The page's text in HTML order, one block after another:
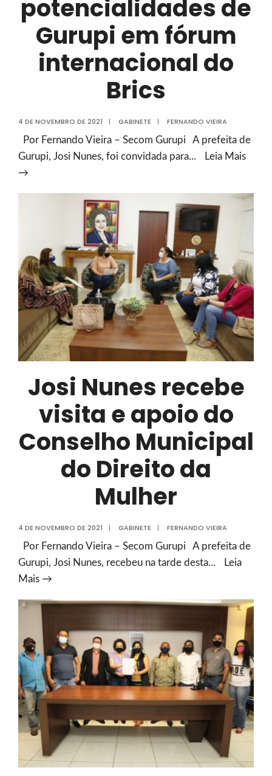
potencialidades de
Gurupi em fórum
internacional do
Brics
4 DE NOVEMBRO DE 2021 | GABINETE | FERNANDO VIEIRA
Por Fernando Vieira – Secom Gurupi A prefeita de
Gurupi, Josi Nunes, foi convidada para...
Leia Mais
→
potencialidades
de
Gurupi
em
fórum
internacional
do
Brics
Josi Nunes recebe
visita e apoio do
Conselho Municipal
do Direito da
Mulher
4 DE NOVEMBRO DE 2021 | GABINETE | FERNANDO VIEIRA
Por Fernando Vieira – Secom Gurupi A prefeita de
Gurupi, Josi Nunes, recebeu na tarde desta...
Leia
Mais →
visita
e
apoio
do
Conselho
do
Direito
da